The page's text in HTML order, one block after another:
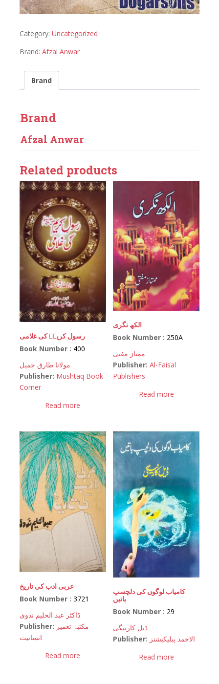
Category: Uncategorized
Brand: Afzal Anwar
Brand
Brand
Afzal Anwar
Related products
رسول کریمؐ کی غلامی
Book Number : 400
مولانا طارق جمیل
Publisher: Mushtaq Book
Corner
Read more
الکھ نگری
Book Number : 250A
ممتاز مفتی
Publisher: Al-Faisal
Publishers
Read more
عربی ادب کی تاریخ
Book Number : 3721
ڈاکٹر عبد الحلیم ندوی
Publisher: مکتبہ تعمیر
انسانیت
Read more
کامیاب لوگوں کی دلچسپ
باتیں
Book Number : 29
ڈیل کارنیگی
Publisher: الاحمد پبلیکیشنز
Read more